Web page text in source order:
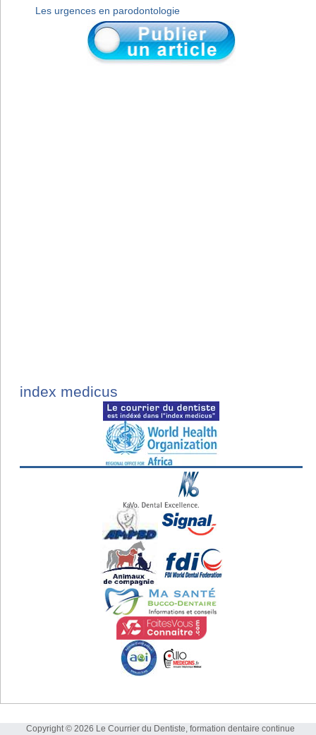
Les urgences en parodontologie
index medicus
Copyright © 2026 Le Courrier du Dentiste, formation dentaire continue